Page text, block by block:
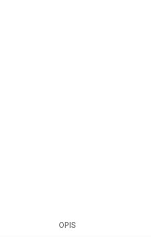
OPIS